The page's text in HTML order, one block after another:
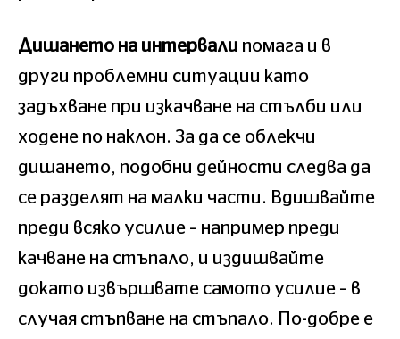
Дишането на интервали помага и в
други проблемни ситуации като
задъхване при изкачване на стълби или
ходене по наклон. За да се облекчи
дишането, подобни дейности следва да
се разделят на малки части. Вдишвайте
преди всяко усилие – например преди
качване на стъпало, и издишвайте
докато извършвате самото усилие – в
случая стъпване на стъпало. По-добре е